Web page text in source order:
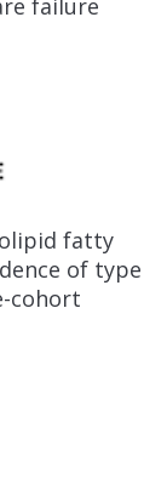
fatty
of type
cohort